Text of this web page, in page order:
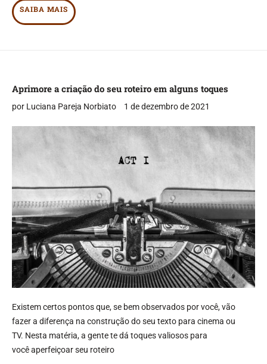
SAIBA MAIS
Aprimore a criação do seu roteiro em alguns toques
por Luciana Pareja Norbiato 1 de dezembro de 2021
Existem certos pontos que, se bem observados por você, vão
fazer a diferença na construção do seu texto para cinema ou
TV. Nesta matéria, a gente te dá toques valiosos para
você aperfeiçoar seu roteiro